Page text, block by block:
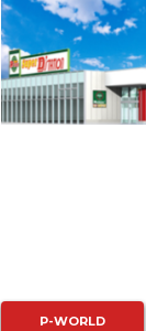
P-WORLD